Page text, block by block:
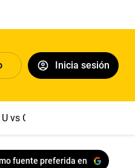
Inicia sesión
U vs Cristal
fuente preferida en